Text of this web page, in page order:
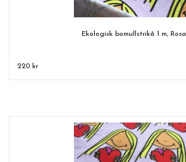
Ekologisk bomullstrikå 1 m, Rosa
220 kr